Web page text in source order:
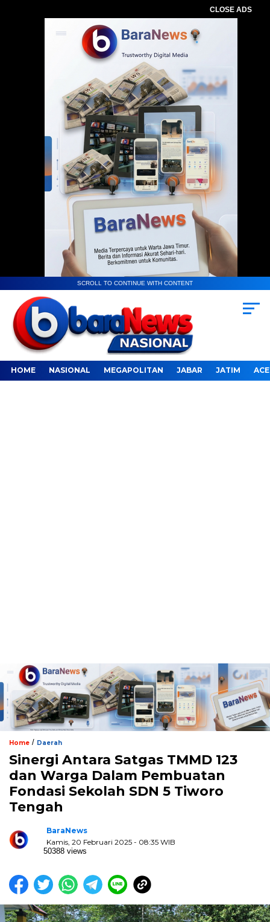
CLOSE ADS
SCROLL TO CONTINUE WITH CONTENT
HOME NASIONAL MEGAPOLITAN JABAR JATIM
Home / Daerah
Sinergi Antara Satgas TMMD 123
dan Warga Dalam Pembuatan
Fondasi Sekolah SDN 5 Tiworo
Tengah
BaraNews
Kamis, 20 Februari 2025 - 08:35 WIB
50388 views